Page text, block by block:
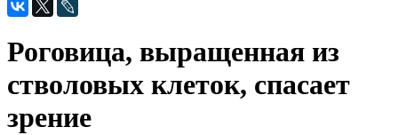
Роговица, выращенная из
стволовых клеток, спасает
зрение